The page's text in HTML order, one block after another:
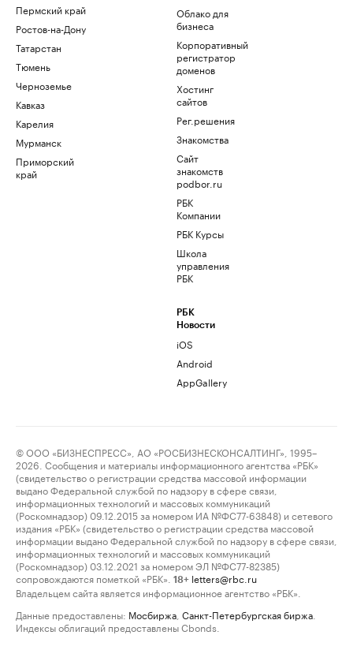
Пермский край
Ростов-на-Дону
Татарстан
Тюмень
Черноземье
Кавказ
Карелия
Мурманск
Приморский
край
Облако для
бизнеса
Корпоративный
регистратор
доменов
Хостинг
сайтов
Рег.решения
Знакомства
Сайт
знакомств
podbor.ru
РБК
Компании
РБК Курсы
Школа
управления
РБК
РБК
Новости
iOS
Android
AppGallery
© ООО «БИЗНЕСПРЕСС», АО «РОСБИЗНЕСКОНСАЛТИНГ», 1995–
2026. Сообщения и материалы информационного агентства «РБК»
(свидетельство о регистрации средства массовой информации
выдано Федеральной службой по надзору в сфере связи,
информационных технологий и массовых коммуникаций
(Роскомнадзор) 09.12.2015 за номером ИА №ФС77-63848) и сетевого
издания «РБК» (свидетельство о регистрации средства массовой
информации выдано Федеральной службой по надзору в сфере связи,
информационных технологий и массовых коммуникаций
(Роскомнадзор) 03.12.2021 за номером ЭЛ №ФС77-82385)
сопровождаются пометкой «РБК».
18+ letters@rbc.ru
Владельцем сайта является информационное агентство «РБК».
Данные предоставлены: Мосбиржа Санкт-Петербургская биржа
Индексы облигаций предоставлены Cbonds.